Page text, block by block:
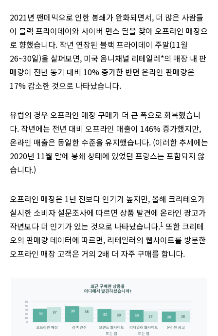
2021년 팬데믹으로 인한 봉쇄가 완화되면서, 더 많은 사람들
이 블랙 프라이데이와 사이버 먼스 딜을 찾아 오프라인 매장으
로 향했습니다. 작년 연장된 블랙 프라이데이 주말(11월
26~30일)을 살펴보면, 미국 옴니채널 리테일러*의 매장 내 판
매량이 전년 동기 대비 10% 증가한 반면 온라인 판매량은
17% 감소한 것으로 나타났습니다.
유럽의 경우 오프라인 매장 구매가 더 큰 폭으로 회복했습니
다. 작년에는 전년 대비 오프라인 매출이 146% 증가했지만,
온라인 매출은 동일한 수준을 유지했습니다. (이러한 추세에는
2020년 11월 말에 봉쇄 상태에 있었던 프랑스는 포함되지 않
습니다.)
오프라인 매장은 1년 전보다 인기가 높지만, 올해 크리테오가
실시한 소비자 설문조사에 따르면 상품 발견에 온라인 광고가
작년보다 더 인기가 있는 것으로 나타났습니다.1 또한 크리테
오의 판매량 데이터에 따르면, 리테일러의 웹사이트를 방문한
오프라인 매장 고객은 거의 2배 더 자주 구매를 합니다.